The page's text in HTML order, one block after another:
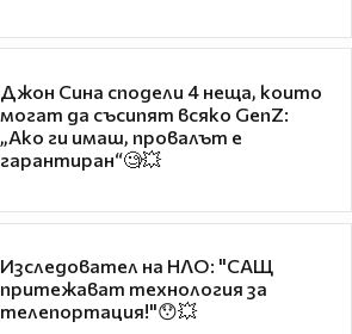
Джон Сина сподели 4 неща, които
могат да съсипят всяко GenZ:
„Ако ги имаш, провалът е
гарантиран“🧐💥
Изследовател на НЛО: "САЩ
притежават технология за
телепортация!"😯💥